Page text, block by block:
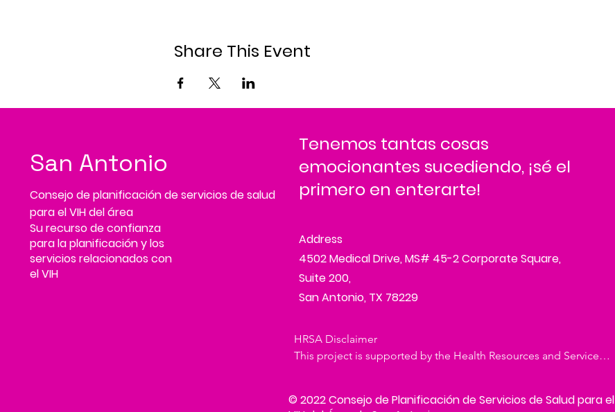
Share This Event
San Antonio
Consejo de planificación de servicios de salud
para el VIH del área
Su recurso de confianza
para la planificación y los
servicios relacionados con
el VIH
Tenemos tantas cosas
emocionantes sucediendo, ¡sé el
primero en enterarte!
Address
4502 Medical Drive, MS# 45-2 Corporate Square,
Suite 200,
San Antonio, TX 78229
HRSA Disclaimer
This project is supported by the Health Resources and Services
Treatment Extension Act of 2009 (Public Law 111-87) via grant
© 2022 Consejo de Planificación de Servicios de Salud para el